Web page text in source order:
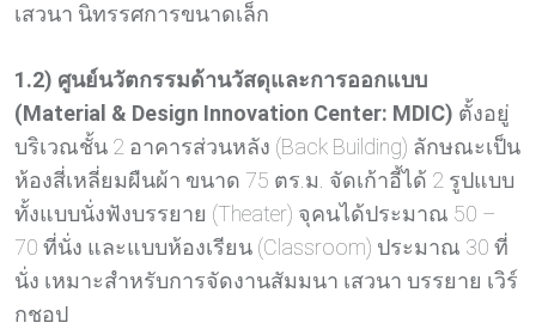
เสวนา นิทรรศการขนาดเล็ก
1.2) ศูนย์นวัตกรรมด้านวัสดุและการออกแบบ
(Material & Design Innovation Center: MDIC) ตั้งอยู่
บริเวณชั้น 2 อาคารส่วนหลัง (Back Building) ลักษณะเป็น
ห้องสี่เหลี่ยมผืนผ้า ขนาด 75 ตร.ม. จัดเก้าอี้ได้ 2 รูปแบบ
ทั้งแบบนั่งฟังบรรยาย (Theater) จุคนได้ประมาณ 50 –
70 ที่นั่ง และแบบห้องเรียน (Classroom) ประมาณ 30 ที่
นั่ง เหมาะสำหรับการจัดงานสัมมนา เสวนา บรรยาย เวิร์
กชอป